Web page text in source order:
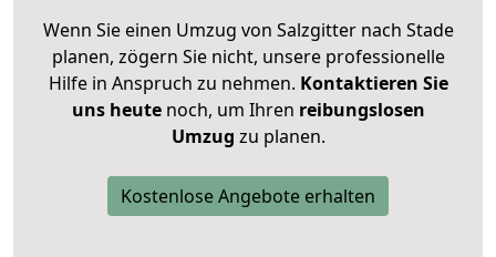
Wenn Sie einen Umzug von Salzgitter nach Stade
planen, zögern Sie nicht, unsere professionelle
Hilfe in Anspruch zu nehmen. Kontaktieren Sie
uns heutenoch, um Ihren reibungslosen
Umzug zu planen.
Kostenlose Angebote erhalten